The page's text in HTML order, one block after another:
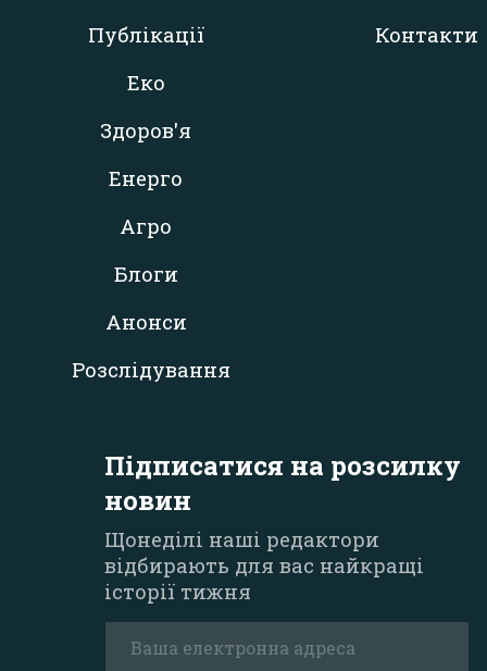
Публікації
Еко
Здоров'я
Енерго
Агро
Блоги
Анонси
Розслідування
Контакти
Підписатися на розсилку
новин
Щонеділі наші редактори
відбирають для вас найкращі
історії тижня